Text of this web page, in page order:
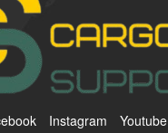
Instagram Youtube